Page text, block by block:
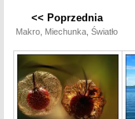
<< Poprzednia
Makro, Miechunka, Światło